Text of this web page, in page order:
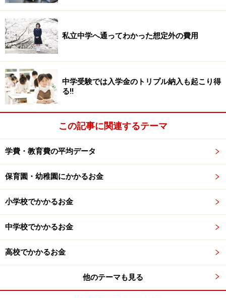
私立中学へ通ってわかった想定外の費用
中学受験では入学金のトリプル納入も起こり得
る!!
この記事に関連するテーマ
学費・教育費の平均データ
保育園・幼稚園にかかるお金
小学校でかかるお金
中学校でかかるお金
高校でかかるお金
他のテーマも見る